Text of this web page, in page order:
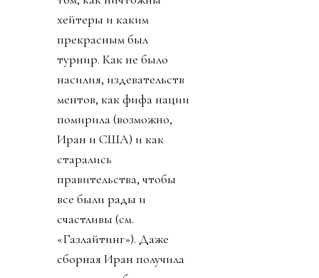
хейтеры и каким
прекрасным был
турнир. Как не было
насилия, издевательств
ментов, как фифа нации
помирила (возможно,
Иран и США) и как
старались
правительства, чтобы
все были рады и
счастливы (см.
«Газлайтинг»). Даже
сборная Иран получила